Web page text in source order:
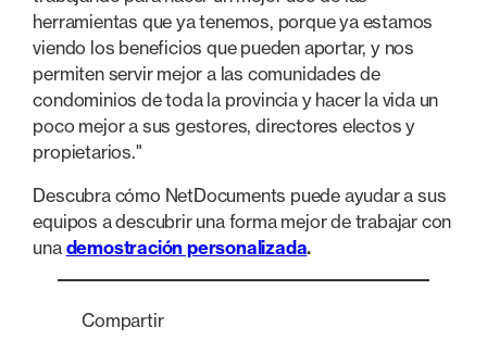
herramientas que ya tenemos, porque ya estamos
viendo los beneficios que pueden aportar, y nos
permiten servir mejor a las comunidades de
condominios de toda la provincia y hacer la vida un
poco mejor a sus gestores, directores electos y
propietarios."
Descubra cómo NetDocuments puede ayudar a sus
equipos a descubrir una forma mejor de trabajar con
una demostración personalizada.
Compartir